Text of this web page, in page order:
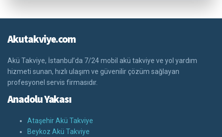
Akutakviye.com
Akü Takviye, İstanbul’da 7/24 mobil akü takviye ve yol yardım
hizmeti sunan, hızlı ulaşım ve güvenilir çözüm sağlayan
profesyonel servis firmasıdır.
Anadolu Yakası
Ataşehir Akü Takviye
Beykoz Akü Takviye